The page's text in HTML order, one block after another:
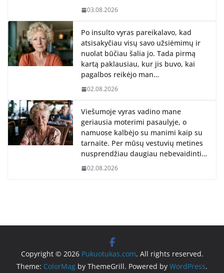
03.08.2026
Po insulto vyras pareikalavo, kad
atsisakyčiau visų savo užsiėmimų ir
nuolat būčiau šalia jo. Tada pirmą
kartą paklausiau, kur jis buvo, kai
pagalbos reikėjo man…
02.08.2026
Viešumoje vyras vadino mane
geriausia moterimi pasaulyje, o
namuose kalbėjo su manimi kaip su
tarnaite. Per mūsų vestuvių metines
nusprendžiau daugiau nebevaidinti…
02.08.2026
Copyright © 2026 Pukuotukas.com. All rights reserved.
Theme: ColorMag by ThemeGrill. Powered by WordPress.